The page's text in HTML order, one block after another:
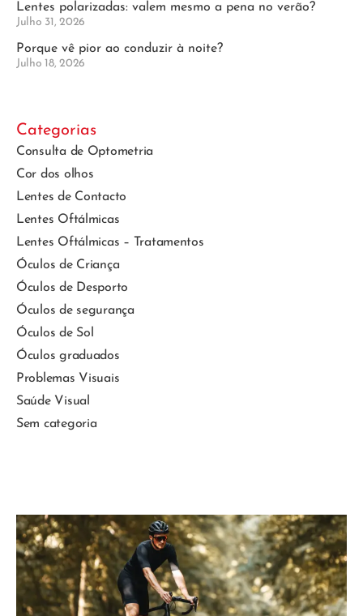
Lentes polarizadas: valem mesmo a pena no verão?
Julho 31, 2026
Porque vê pior ao conduzir à noite?
Julho 18, 2026
Categorias
Consulta de Optometria
Cor dos olhos
Lentes de Contacto
Lentes Oftálmicas
Lentes Oftálmicas – Tratamentos
Óculos de Criança
Óculos de Desporto
Óculos de segurança
Óculos de Sol
Óculos graduados
Problemas Visuais
Saúde Visual
Sem categoria